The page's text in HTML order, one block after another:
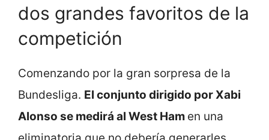
dos grandes favoritos de la
competición
Comenzando por la gran sorpresa de la
Bundesliga. El conjunto dirigido por Xabi
Alonso se medirá al West Ham en una